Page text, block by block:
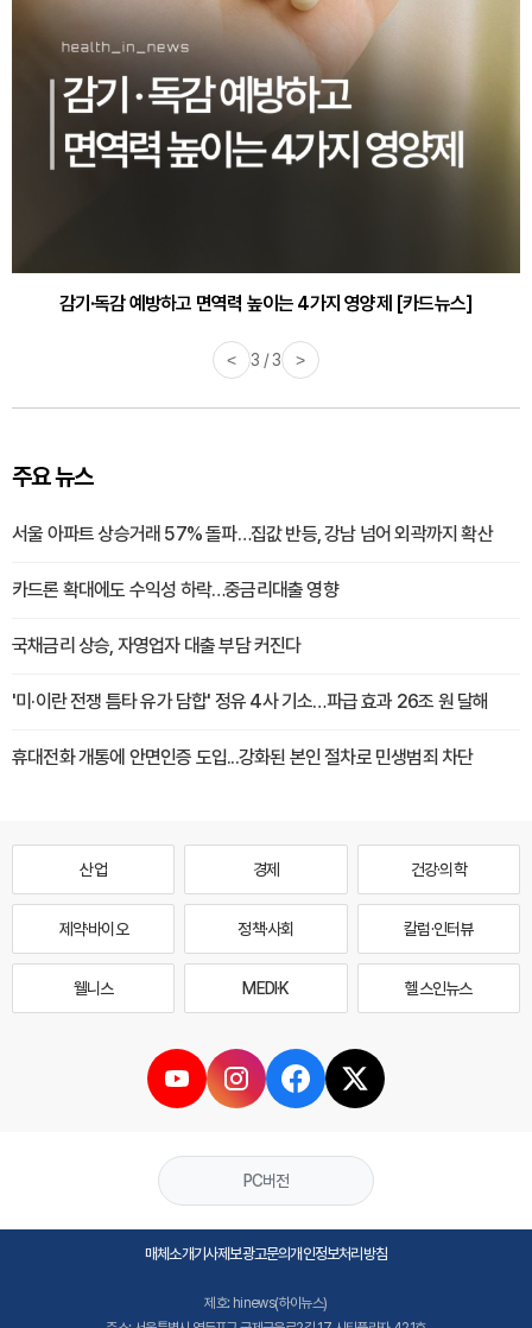
바쁜 아침, 공복에 먹기 좋은 과일 4가지 [카드뉴스]
감기·독감 예방하고 면역력 높이는 4가지 영양제 [카드뉴스]
< 1 / 3 >
주요 뉴스
서울 아파트 상승거래 57% 돌파…집값 반등, 강남 넘어 외곽까지 확산
카드론 확대에도 수익성 하락…중금리대출 영향
국채금리 상승, 자영업자 대출 부담 커진다
'미·이란 전쟁 틈타 유가 담합' 정유 4사 기소…파급 효과 26조 원 달해
휴대전화 개통에 안면인증 도입...강화된 본인 절차로 민생범죄 차단
산업 경제 건강·의학
제약·바이오 정책·사회 칼럼·인터뷰
웰니스 MEDI·K 헬스인뉴스
PC버전
매체소개기사제보광고문의개인정보처리방침
제호: hinews(하이뉴스)